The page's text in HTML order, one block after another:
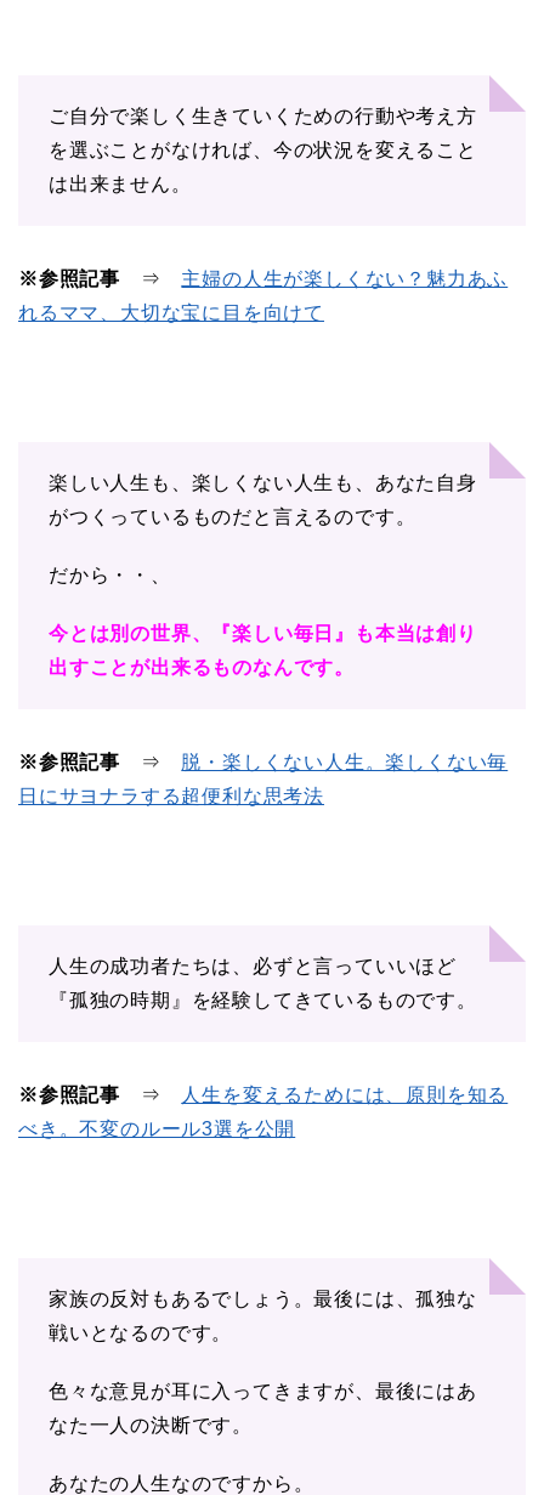
ご自分で楽しく生きていくための行動や考え方
を選ぶことがなければ、今の状況を変えること
は出来ません。
※参照記事 ⇒ 主婦の人生が楽しくない？魅力あふ
れるママ、大切な宝に目を向けて
楽しい人生も、楽しくない人生も、あなた自身
がつくっているものだと言えるのです。
だから・・、
今とは別の世界、『楽しい毎日』も本当は創り
出すことが出来るものなんです。
※参照記事 ⇒ 脱・楽しくない人生。楽しくない毎
日にサヨナラする超便利な思考法
人生の成功者たちは、必ずと言っていいほど
『孤独の時期』を経験してきているものです。
※参照記事 ⇒
人生を変えるためには、原則を知る
べき。不変のルール3選を公開
家族の反対もあるでしょう。最後には、孤独な
戦いとなるのです。
色々な意見が耳に入ってきますが、最後にはあ
なた一人の決断です。
あなたの人生なのですから。